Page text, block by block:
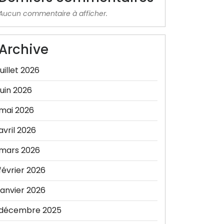
commentaire à afficher.
2026
2026
2026
2026
2026
2026
2026
2025